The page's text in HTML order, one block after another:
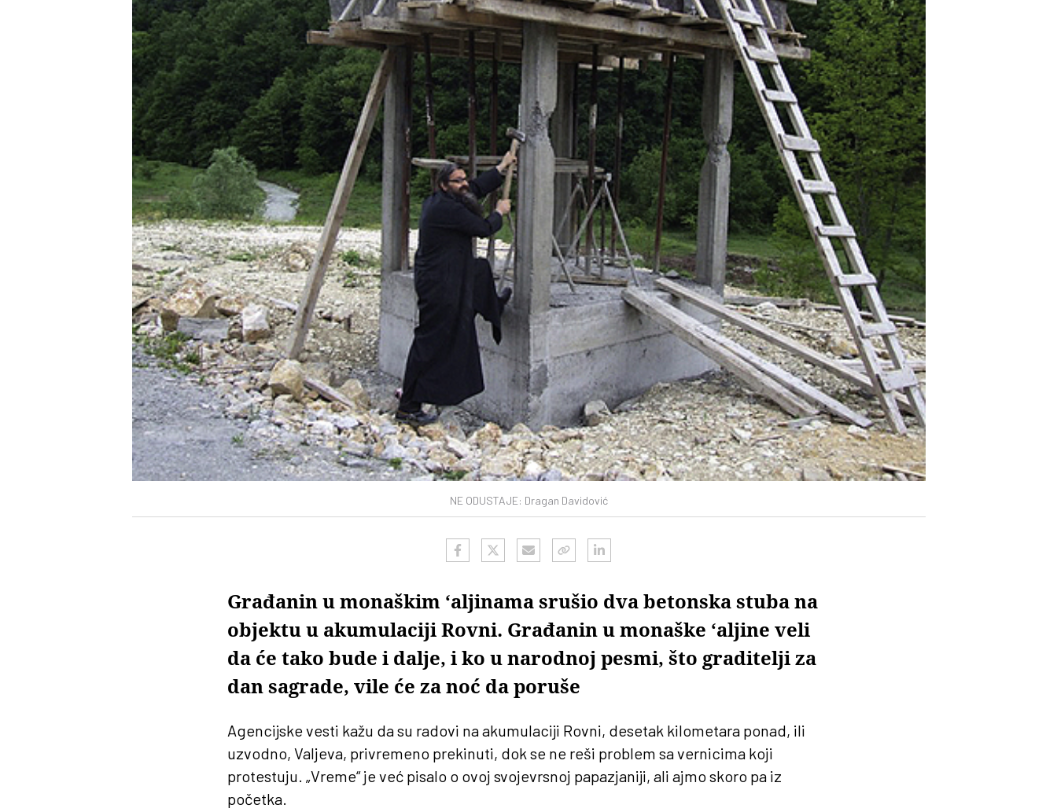
NE ODUSTAJE: Dragan Davidović
Građanin u monaškim ‘aljinama srušio dva betonska stuba na
objektu u akumulaciji Rovni. Građanin u monaške ‘aljine veli
da će tako bude i dalje, i ko u narodnoj pesmi, što graditelji za
dan sagrade, vile će za noć da poruše
Agencijske vesti kažu da su radovi na akumulaciji Rovni, desetak kilometara ponad, ili
uzvodno, Valjeva, privremeno prekinuti, dok se ne reši problem sa vernicima koji
protestuju. „Vreme“ je već pisalo o ovoj svojevrsnoj papazjaniji, ali ajmo skoro pa iz
početka.